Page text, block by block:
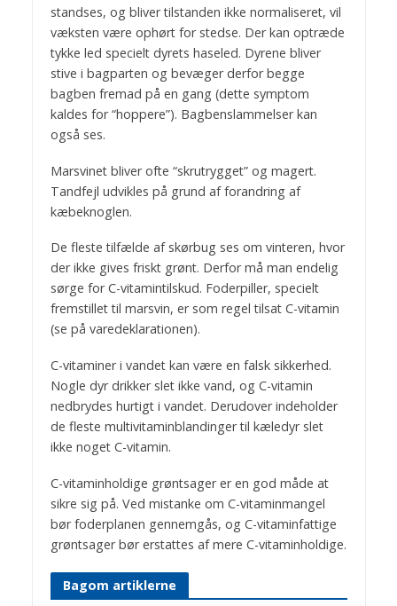
standses, og bliver tilstanden ikke normaliseret, vil
væksten være ophørt for stedse. Der kan optræde
tykke led specielt dyrets haseled. Dyrene bliver
stive i bagparten og bevæger derfor begge
bagben fremad på en gang (dette symptom
kaldes for “hoppere”). Bagbenslammelser kan
også ses.
Marsvinet bliver ofte “skrutrygget” og magert.
Tandfejl udvikles på grund af forandring af
kæbeknoglen.
De fleste tilfælde af skørbug ses om vinteren, hvor
der ikke gives friskt grønt. Derfor må man endelig
sørge for C-vitamintilskud. Foderpiller, specielt
fremstillet til marsvin, er som regel tilsat C-vitamin
(se på varedeklarationen).
C-vitaminer i vandet kan være en falsk sikkerhed.
Nogle dyr drikker slet ikke vand, og C-vitamin
nedbrydes hurtigt i vandet. Derudover indeholder
de fleste multivitaminblandinger til kæledyr slet
ikke noget C-vitamin.
C-vitaminholdige grøntsager er en god måde at
sikre sig på. Ved mistanke om C-vitaminmangel
bør foderplanen gennemgås, og C-vitaminfattige
grøntsager bør erstattes af mere C-vitaminholdige.
Bagom artiklerne